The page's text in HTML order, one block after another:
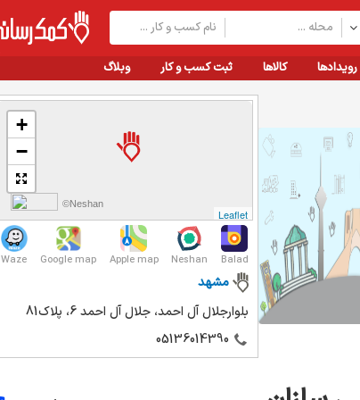
وبلاگ ثبت کسب و کار کالاها رویدادها
+
−
Leaflet
©Neshan
Balad
Neshan
Apple map
Google map
Waze
مشهد
بلوارجلال آل احمد، جلال آل احمد 6، پلاک81
05136014390